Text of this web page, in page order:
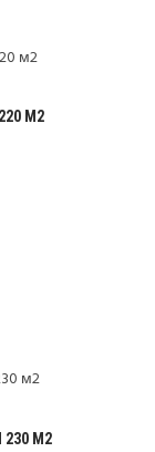
М2
М2